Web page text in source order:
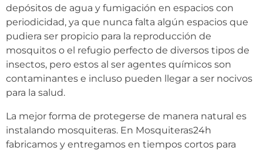
depósitos de agua y fumigación en espacios con
periodicidad, ya que nunca falta algún espacios que
pudiera ser propicio para la reproducción de
mosquitos o el refugio perfecto de diversos tipos de
insectos, pero estos al ser agentes químicos son
contaminantes e incluso pueden llegar a ser nocivos
para la salud.
La mejor forma de protegerse de manera natural es
instalando mosquiteras. En Mosquiteras24h
fabricamos y entregamos en tiempos cortos para